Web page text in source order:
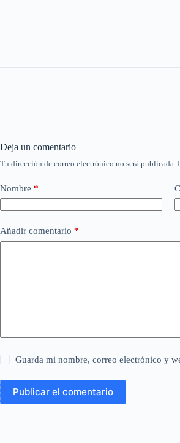
Deja un comentario
Tu dirección de correo electrónico no será publicada.
Nombre *
Añadir comentario *
Guarda mi nombre, correo electrónico y
Publicar el comentario